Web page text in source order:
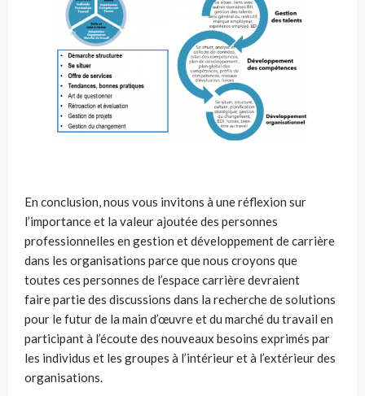
En conclusion, nous vous invitons à une réflexion sur
l’importance et la valeur ajoutée des personnes
professionnelles en gestion et développement de carrière
dans les organisations parce que nous croyons que
toutes ces personnes de l’espace carrière devraient
faire partie des discussions dans la recherche de solutions
pour le futur de la main d’œuvre et du marché du travail en
participant à l’écoute des nouveaux besoins exprimés par
les individus et les groupes à l’intérieur et à l’extérieur des
organisations.